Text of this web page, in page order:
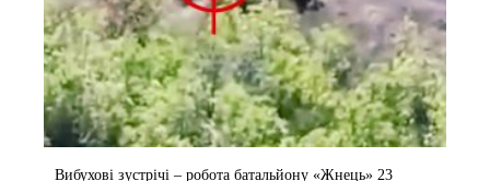
Вибухові зустрічі – робота батальйону «Жнець» 23